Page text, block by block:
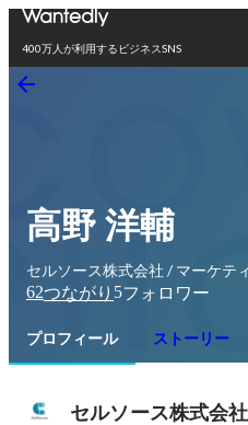
400万人が利用するビジネスSNS
高野 洋輔
セルソース株式会社 / マーケテ
62つながり 5フォロワー
プロフィール ストーリー
セルソース株式会社